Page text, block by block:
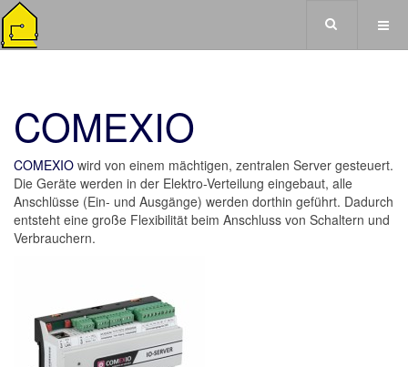
COMEXIO
COMEXIO wird von einem mächtigen, zentralen Server gesteuert.
Die Geräte werden in der Elektro-Verteilung eingebaut, alle
Anschlüsse (Ein- und Ausgänge) werden dorthin geführt. Dadurch
entsteht eine große Flexibilität beim Anschluss von Schaltern und
Verbrauchern.